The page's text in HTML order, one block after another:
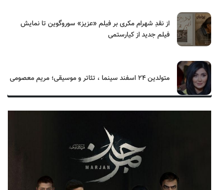
از نقدِ شهرام مکری بر فیلم «عزیز» سوروگوین تا نمایش
فیلم جدید از کیارستمی
متولدین ۲۴ اسفند سینما ، تئاتر و موسیقی؛ مریم معصومی